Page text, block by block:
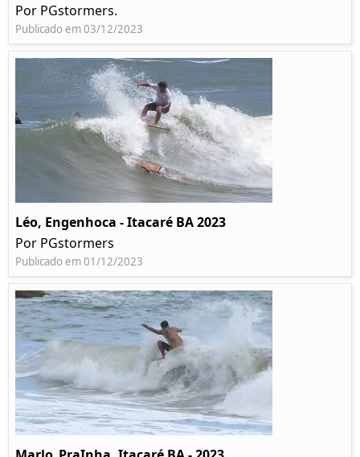
Por PGstormers.
Publicado em 03/12/2023
Léo, Engenhoca - Itacaré BA 2023
Por PGstormers
Publicado em 01/12/2023